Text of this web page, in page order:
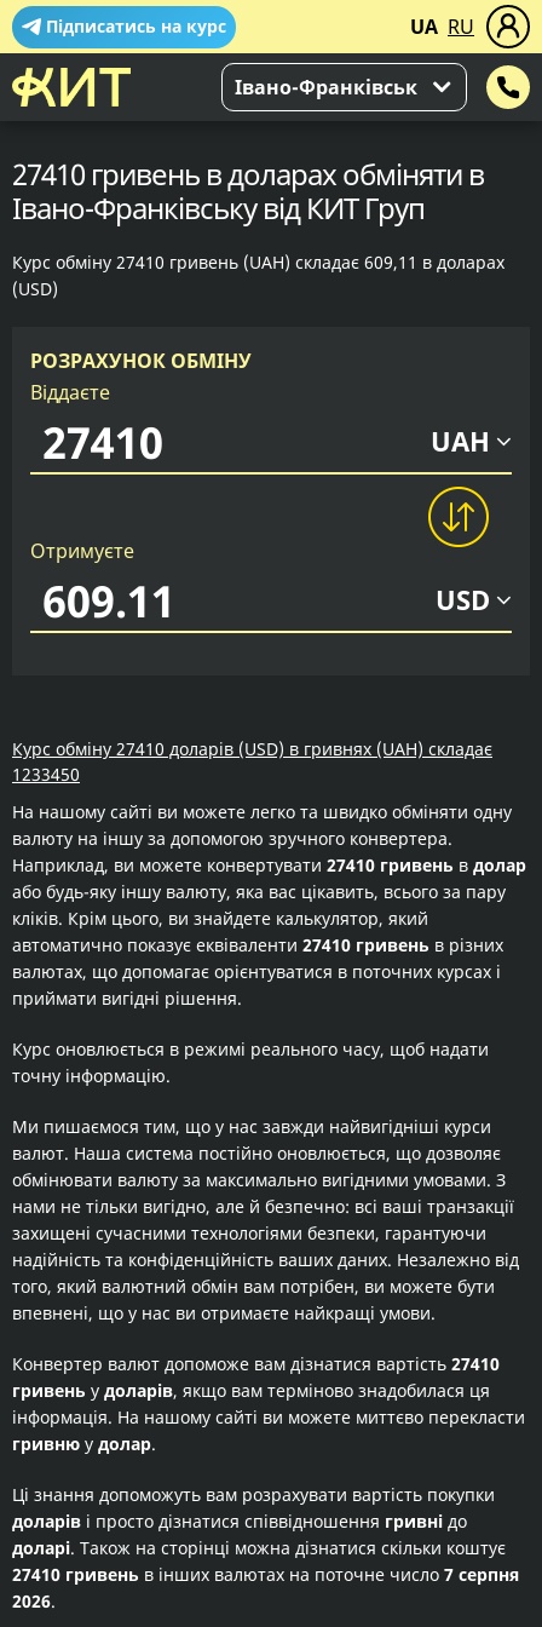
Підписатись на курс UA RU
Івано-Франківськ
27410 гривень в доларах обміняти в
Івано-Франківську від КИТ Груп
Курс обміну 27410 гривень (UAH) складає 609,11 в доларах
(USD)
РОЗРАХУНОК ОБМІНУ
Віддаєте
UAH
Отримуєте
USD
Курс обміну 27410 доларів (USD) в гривнях (UAH) складає
1233450
На нашому сайті ви можете легко та швидко обміняти одну
валюту на іншу за допомогою зручного конвертера.
Наприклад, ви можете конвертувати 27410 гривень в долар
або будь-яку іншу валюту, яка вас цікавить, всього за пару
кліків. Крім цього, ви знайдете калькулятор, який
автоматично показує еквіваленти 27410 гривень в різних
валютах, що допомагає орієнтуватися в поточних курсах і
приймати вигідні рішення.
Курс оновлюється в режимі реального часу, щоб надати
точну інформацію.
Ми пишаємося тим, що у нас завжди найвигідніші курси
валют. Наша система постійно оновлюється, що дозволяє
обмінювати валюту за максимально вигідними умовами. З
нами не тільки вигідно, але й безпечно: всі ваші транзакції
захищені сучасними технологіями безпеки, гарантуючи
надійність та конфіденційність ваших даних. Незалежно від
того, який валютний обмін вам потрібен, ви можете бути
впевнені, що у нас ви отримаєте найкращі умови.
Конвертер валют допоможе вам дізнатися вартість 27410
гривень у доларів, якщо вам терміново знадобилася ця
інформація. На нашому сайті ви можете миттєво перекласти
гривню у долар.
Ці знання допоможуть вам розрахувати вартість покупки
доларів і просто дізнатися співвідношення гривні до
доларі. Також на сторінці можна дізнатися скільки коштує
27410 гривень в інших валютах на поточне число 7 серпня
2026.